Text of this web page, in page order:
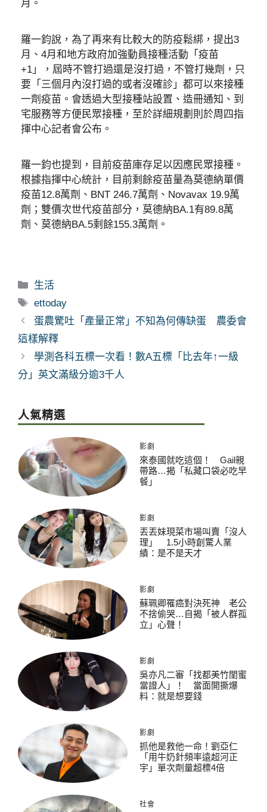
月。
羅一鈞說，為了再來有比較大的防疫鬆綁，提出3
月、4月和地方政府加強動員接種活動「疫苗
+1」，屆時不管打過還是沒打過，不管打幾劑，只
要「三個月內沒打過的或者沒確診」都可以來接種
一劑疫苗。會透過大型接種站設置、造冊通知、到
宅服務等方便民眾接種，至於詳細規劃則於周四指
揮中心記者會公布。
羅一鈞也提到，目前疫苗庫存足以因應民眾接種。
根據指揮中心統計，目前剩餘疫苗量為莫德納單價
疫苗12.8萬劑、BNT 246.7萬劑、Novavax 19.9萬
劑；雙價次世代疫苗部分，莫德納BA.1有89.8萬
劑、莫德納BA.5剩餘155.3萬劑。
分
類
生活
標
籤
ettoday
蛋農驚吐「產量正常」不知為何傳缺蛋 農委會
這樣解釋
學測各科五標一次看！數A五標「比去年↑一級
分」英文滿級分逾3千人
人氣精選
影劇
來泰國就吃這個！ Gail親
帶路…揭「私藏口袋必吃早
餐」
影劇
丟丟妹現菜市場叫賣「沒人
理」 1.5小時創驚人業
績：是不是天才
影劇
蘇珮卿罹癌對決死神 老公
不捨偷哭…自揭「被人群孤
立」心聲！
影劇
吳亦凡二審「找都美竹閨蜜
當證人」！ 當面開撕爆
料：就是想要錢
影劇
抓他是救他一命！劉亞仁
「用牛奶針頻率遠超河正
宇」單次劑量超標4倍
社會